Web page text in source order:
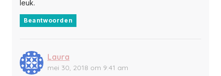
leuk.
Beantwoorden
Laura
mei 30, 2018 om 9:41 am